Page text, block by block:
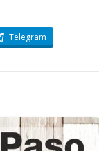
Telegram